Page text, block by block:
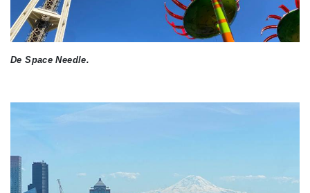
De Space Needle.